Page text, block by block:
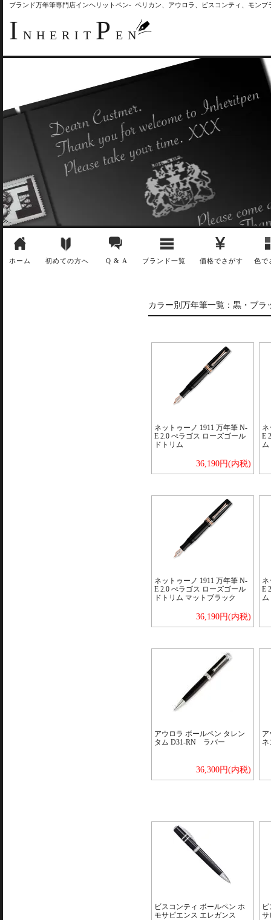
ブランド万年筆専門店インヘリットペン- ペリカン、アウロラ、ビスコンティ、モン
I NHERIT P EN
ホーム 初めての方へ Q & A ブランド一覧 価格でさがす 色で
カラー別万年筆一覧： 黒・ブラ
ネットゥーノ 1911 万年筆 N-
E 2.0 ぺラゴス ローズゴール
ドトリム
36,190円(内税)
ネ
E
ム
ネットゥーノ 1911 万年筆 N-
E 2.0 ぺラゴス ローズゴール
ドトリム マットブラック
36,190円(内税)
ネ
E
ム
アウロラ ボールペン タレン
タム D31-RN ラバー
36,300円(内税)
ア
ビスコンティ ボールペン ホ
モサピエンス エレガンス
サ